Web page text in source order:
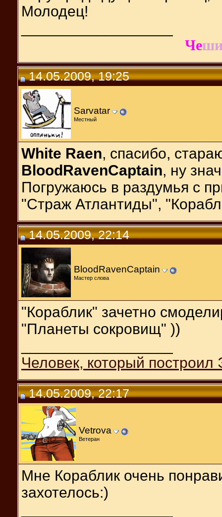
Молодец!
Че
14.05.2009, 19:25
Sarvatar
Местный
White Raen, спасибо,
BloodRavenCaptain, ну
Погружаюсь в раздумья с
"Страж Атлантиды",
14.05.2009, 22:14
BloodRavenCaptain
Мастер слова
"Кораблик" зачетно
"Планеты сокровищ" ))
Человек, который
14.05.2009, 22:17
Vetrova
Ветеран
Мне Кораблик очень
захотелось:)